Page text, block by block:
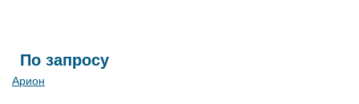
По запросу
Арион